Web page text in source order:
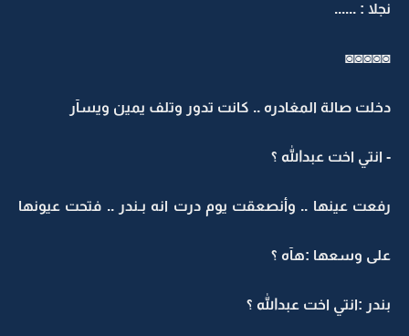
نجلا : ......
◙◙◙◙◙
دخلت صالة المغادره .. كانت تدور وتلف يمين ويسآر
- انتي اخت عبدالله ؟
رفعت عينها .. وأنصعقت يوم درت انه بـندر .. فتحت عيونها
على وسعها :هآه ؟
بندر :انتي اخت عبدالله ؟